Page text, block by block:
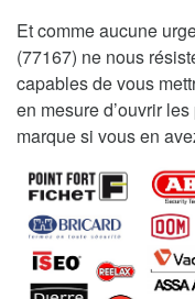
Et comme aucune
(77167) ne nous
capables de vous
en mesure d’ouvrir
marque si vous en